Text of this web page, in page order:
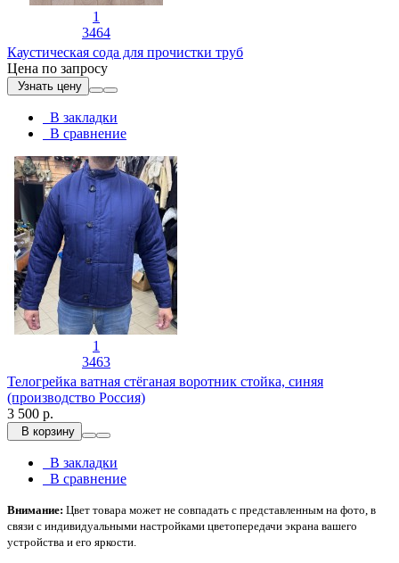
1
3464
Каустическая сода для прочистки труб
Цена по запросу
Узнать цену
В закладки
В сравнение
1
3463
Телогрейка ватная стёганая воротник стойка, синяя
(производство Россия)
3 500 р.
В корзину
В закладки
В сравнение
Внимание: Цвет товара может не совпадать с представленным на фото, в
связи с индивидуальными настройками цветопередачи экрана вашего
устройства и его яркости.